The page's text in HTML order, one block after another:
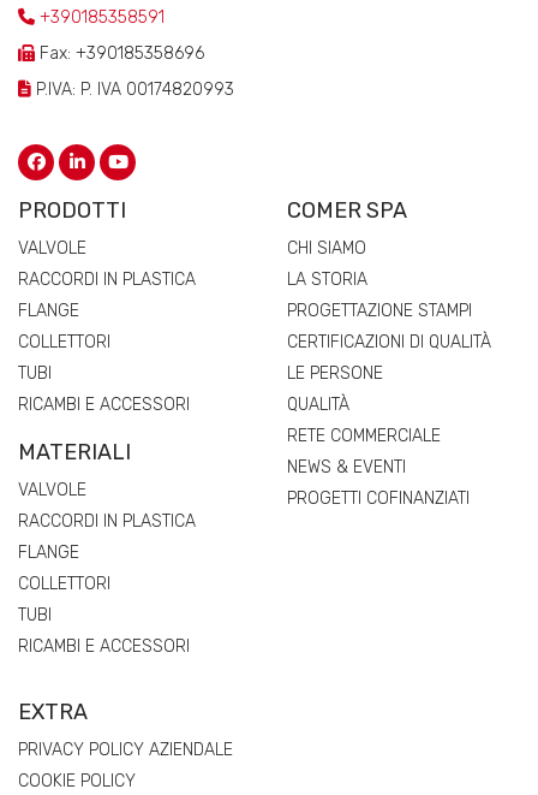
+390185358591
Fax: +390185358696
P.IVA: P. IVA 00174820993
PRODOTTI
VALVOLE
RACCORDI IN PLASTICA
FLANGE
COLLETTORI
TUBI
RICAMBI E ACCESSORI
MATERIALI
VALVOLE
RACCORDI IN PLASTICA
FLANGE
COLLETTORI
TUBI
RICAMBI E ACCESSORI
COMER SPA
CHI SIAMO
LA STORIA
PROGETTAZIONE STAMPI
CERTIFICAZIONI DI QUALITÀ
LE PERSONE
QUALITÀ
RETE COMMERCIALE
NEWS & EVENTI
PROGETTI COFINANZIATI
EXTRA
PRIVACY POLICY AZIENDALE
COOKIE POLICY